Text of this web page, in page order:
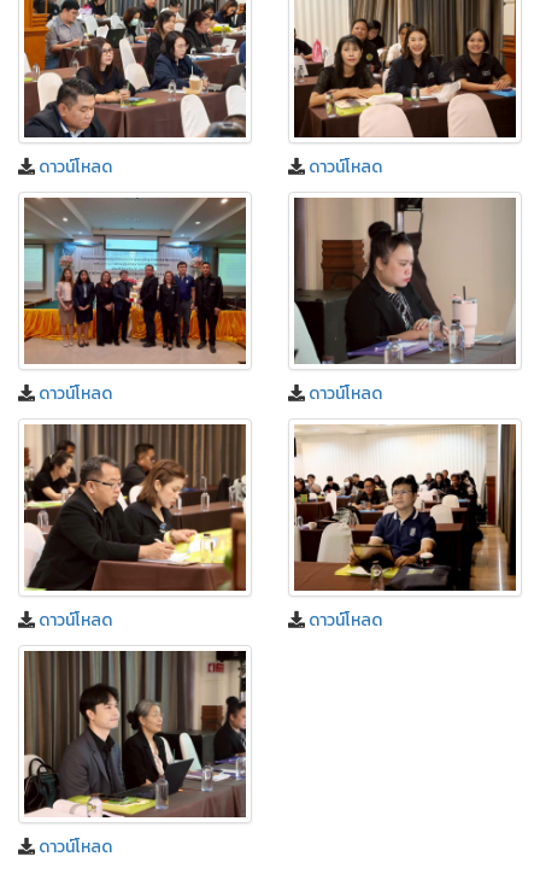
ดาวน์โหลด ดาวน์โหลด
ดาวน์โหลด ดาวน์โหลด
ดาวน์โหลด ดาวน์โหลด
ดาวน์โหลด